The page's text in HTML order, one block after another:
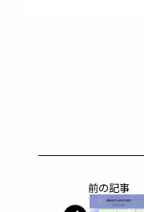
前の記事